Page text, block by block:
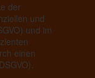
der
und
und im
einen